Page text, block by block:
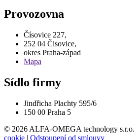
Provozovna
Čísovice 227,
252 04 Čisovice,
okres Praha-západ
Mapa
Sídlo firmy
Jindřicha Plachty 595/6
150 00 Praha 5
© 2026 ALFA-OMEGA technology s.r.o.
cookie | Odstoupení od smlouvy